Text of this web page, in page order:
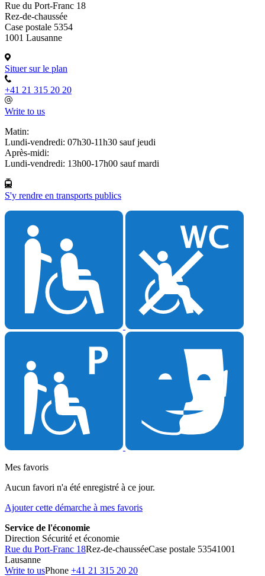
Rue du Port-Franc 18
Rez-de-chaussée
Case postale 5354
1001 Lausanne
Situer sur le plan
+41 21 315 20 20
Write to us
Matin:
Lundi-vendredi: 07h30-11h30 sauf jeudi
Après-midi:
Lundi-vendredi: 13h00-17h00 sauf mardi
S'y rendre en transports publics
Mes favoris
Aucun favori n'a été enregistré à ce jour.
Ajouter cette démarche à mes favoris
Service de l'économie
Direction Sécurité et économie
Rue du Port-Franc 18Rez-de-chausséeCase postale 53541001
Lausanne
Write to usPhone +41 21 315 20 20